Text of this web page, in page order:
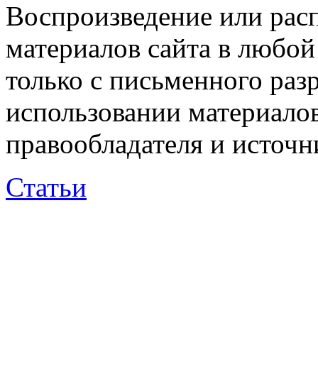
Воспроизведение или
материалов сайта в
только с письменного
использовании
правообладателя и
Статьи